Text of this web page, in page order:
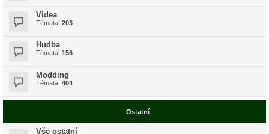
Videa
Témata: 203
Hudba
Témata: 156
Modding
Témata: 404
Ostatní
Vše ostatní